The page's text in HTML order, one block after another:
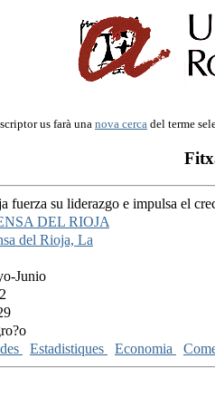
us farà una nova cerca del terme
fuerza su liderazgo e impulsa el
DEL RIOJA
del Rioja, La
Junio
Estadistiques Economia